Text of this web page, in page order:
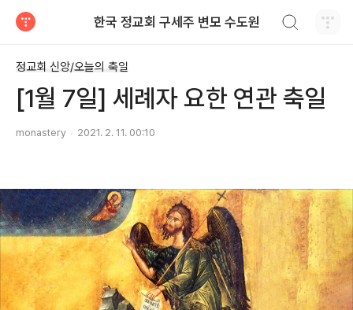
한국 정교회 구세주 변모 수도원
정교회 신앙/오늘의 축일
[1월 7일] 세례자 요한 연관 축일
monastery 2021. 2. 11. 00:10